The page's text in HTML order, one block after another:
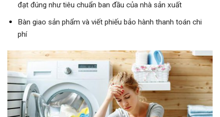
đạt đúng như tiêu chuẩn ban đầu của nhà sản xuất
Bàn giao sản phẩm và viết phiếu bảo hành thanh toán chi
phí